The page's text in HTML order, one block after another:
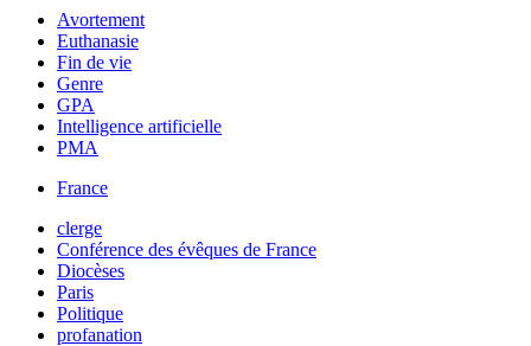
Avortement
Euthanasie
Fin de vie
Genre
GPA
Intelligence artificielle
PMA
France
clerge
Conférence des évêques de France
Diocèses
Paris
Politique
profanation